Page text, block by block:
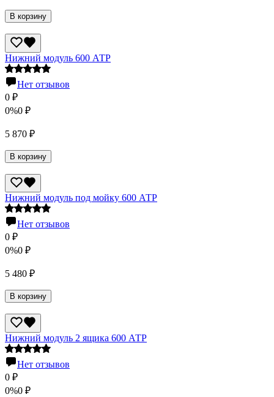
В корзину
Нижний модуль 600 АТР
Нет отзывов
0 ₽
0%0 ₽
5 870 ₽
В корзину
Нижний модуль под мойку 600 АТР
Нет отзывов
0 ₽
0%0 ₽
5 480 ₽
В корзину
Нижний модуль 2 ящика 600 АТР
Нет отзывов
0 ₽
0%0 ₽